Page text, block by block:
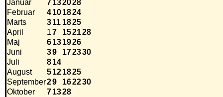
Januar 7 132028
Februar
4101824
Marts
311 1825
April
17 152128
Maj
6131926
Juni
39 172330
Juli
814
August
5121825
September29 162230
Oktober
71328